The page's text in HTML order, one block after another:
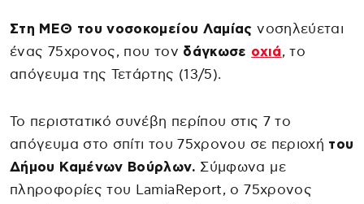
Στη ΜΕΘ του νοσοκομείου Λαμίας νοσηλεύεται
ένας 75χρονος, που τον δάγκωσε οχιά, το
απόγευμα της Τετάρτης (13/5).
Το περιστατικό συνέβη περίπου στις 7 το
απόγευμα στο σπίτι του 75χρονου σε περιοχή του
Δήμου Καμένων Βούρλων. Σύμφωνα με
πληροφορίες του LamiaReport, ο 75χρονος